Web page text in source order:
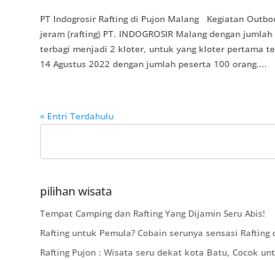
PT Indogrosir Rafting di Pujon Malang Kegiatan
jeram (rafting) PT. INDOGROSIR Malang dengan
terbagi menjadi 2 kloter, untuk yang kloter pertama
14 Agustus 2022 dengan jumlah peserta 100 orang....
« Entri Terdahulu
pilihan wisata
Tempat Camping dan Rafting Yang Dijamin Seru Abis!
Rafting untuk Pemula? Cobain serunya sensasi Rafting
Rafting Pujon : Wisata seru dekat kota Batu, Cocok